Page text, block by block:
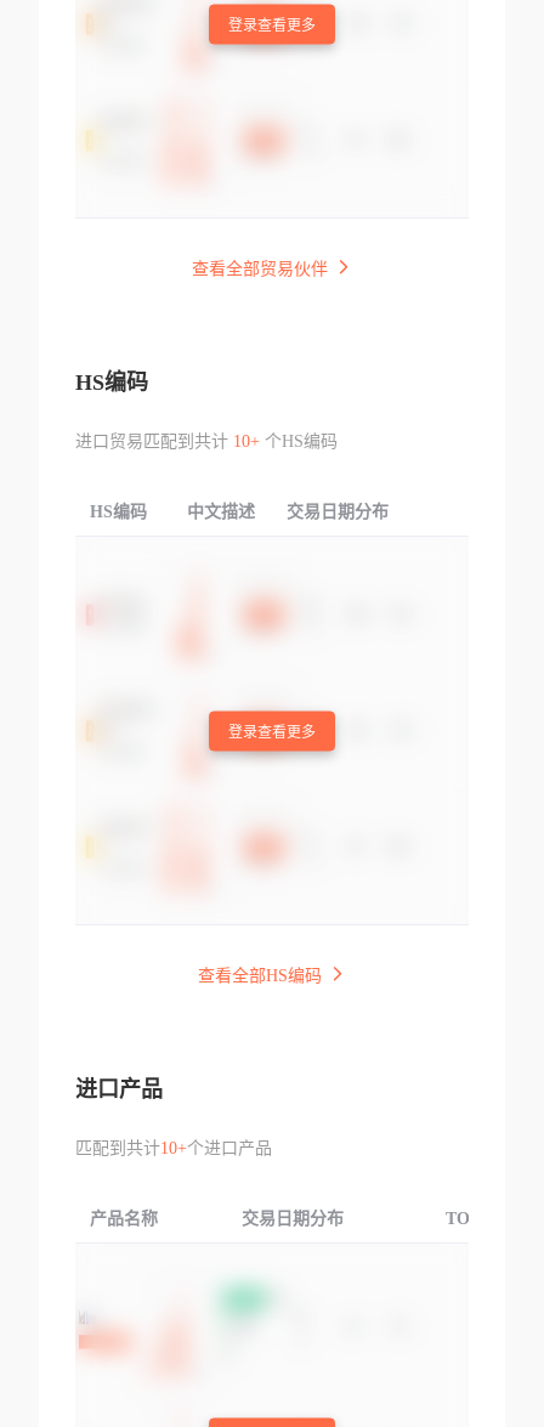
登录查看更多
查看全部贸易伙伴
HS编码
进口贸易匹配到共计 10+个HS编码
HS编码 中文描述 交易日期分布
登录查看更多
查看全部HS编码
进口产品
匹配到共计10+个进口产品
产品名称 交易日期分布 TOP3交易国